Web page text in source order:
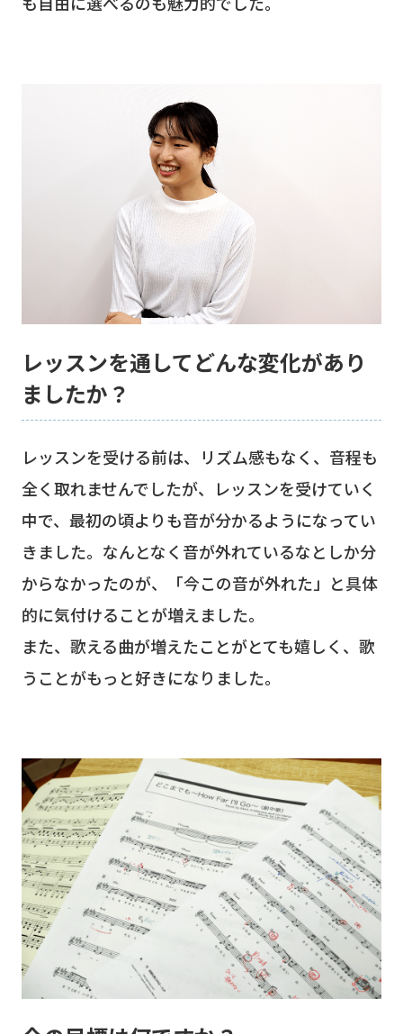
レッスンを通してどんな変化があり
ましたか？
レッスンを受ける前は、リズム感もなく、音程も
全く取れませんでしたが、レッスンを受けていく
中で、最初の頃よりも音が分かるようになってい
きました。なんとなく音が外れているなとしか分
からなかったのが、「今この音が外れた」と具体
的に気付けることが増えました。
また、歌える曲が増えたことがとても嬉しく、歌
うことがもっと好きになりました。